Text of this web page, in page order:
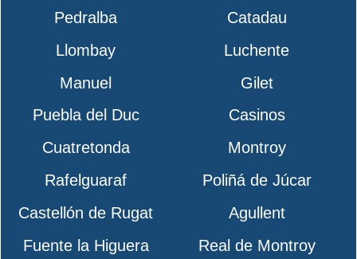
Pedralba
Catadau
Llombay
Luchente
Manuel
Gilet
Puebla del Duc
Casinos
Cuatretonda
Montroy
Rafelguaraf
Poliñá de Júcar
Castellón de Rugat
Agullent
Fuente la Higuera
Real de Montroy